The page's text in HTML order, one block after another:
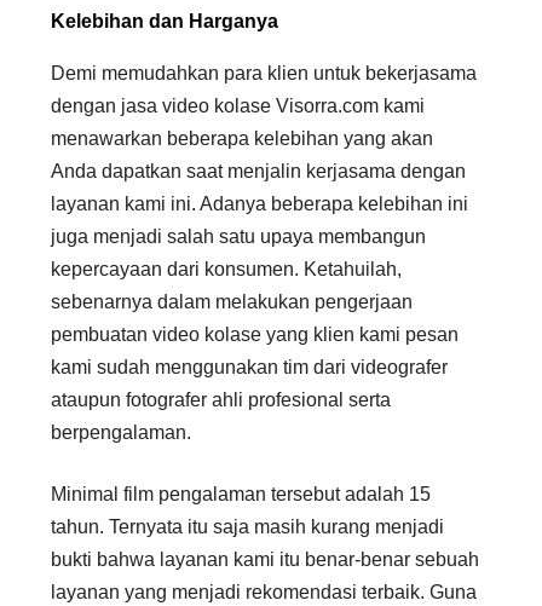
Kelebihan dan Harganya
Demi memudahkan para klien untuk bekerjasama
dengan jasa video kolase Visorra.com kami
menawarkan beberapa kelebihan yang akan
Anda dapatkan saat menjalin kerjasama dengan
layanan kami ini. Adanya beberapa kelebihan ini
juga menjadi salah satu upaya membangun
kepercayaan dari konsumen. Ketahuilah,
sebenarnya dalam melakukan pengerjaan
pembuatan video kolase yang klien kami pesan
kami sudah menggunakan tim dari videografer
ataupun fotografer ahli profesional serta
berpengalaman.
Minimal film pengalaman tersebut adalah 15
tahun. Ternyata itu saja masih kurang menjadi
bukti bahwa layanan kami itu benar-benar sebuah
layanan yang menjadi rekomendasi terbaik. Guna